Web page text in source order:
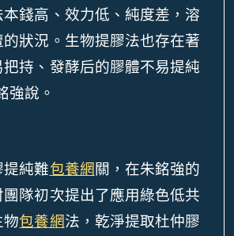
錢高、效力低、純度差，溶
狀況。生物提膠法也存在著
持、發酵后的膠體不易提純
強說。
純難包養網關，在朱銘強的
隊初次提出了應用綠色低共
物包養網法，乾淨提取杜仲膠